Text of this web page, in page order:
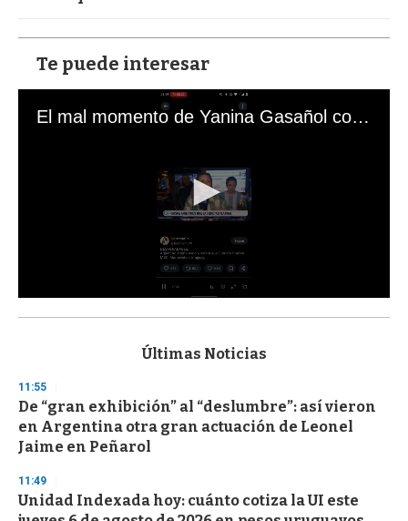
Te puede interesar
El mal momento de Yanina Gasañol con un hincha argentino en "Subrayado"
s
d
s
o
f
3
s
e
c
Últimas Noticias
11:55
De “gran exhibición” al “deslumbre”: así vieron
en Argentina otra gran actuación de Leonel
Jaime en Peñarol
11:49
Unidad Indexada hoy: cuánto cotiza la UI este